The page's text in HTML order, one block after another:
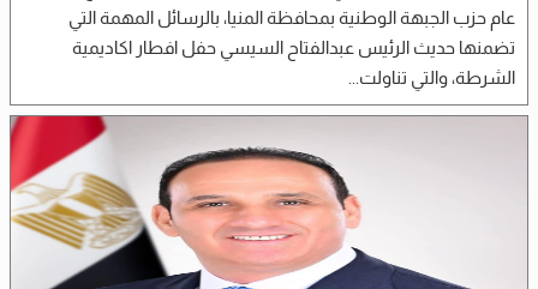
عام حزب الجبهة الوطنية بمحافظة المنيا، بالرسائل المهمة التي
تضمنها حديث الرئيس عبدالفتاح السيسي حفل افطار اكاديمية
الشرطة، والتي تناولت...